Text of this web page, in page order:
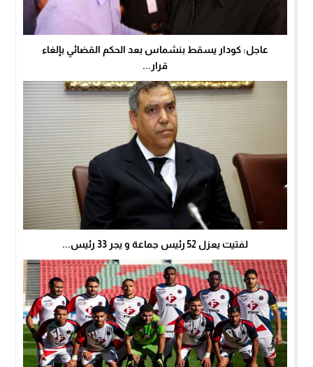
عاجل: كودار يسقط بنشماس بعد الحكم القضائي بإلغاء
قرار...
لفتيت يعزل 52 رئيس جماعة و يجر 33 رئيس...